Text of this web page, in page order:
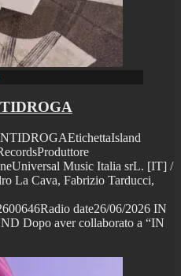
Music Italia srL. [IT] /
La Cava, Fabrizio Tarducci,
date26/06/2026 IN
Dopo aver collaborato a “IN